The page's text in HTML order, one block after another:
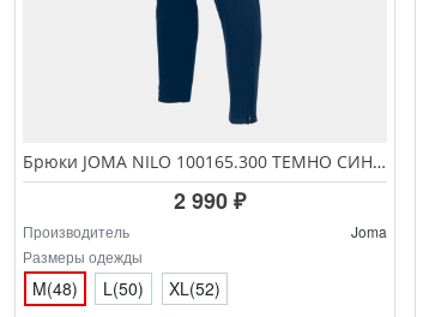
Брюки JOMA NILO 100165.300 ТЕМНО СИНИЙ
2 990 ₽
Производитель
Joma
Размеры одежды
M(48) L(50) XL(52)